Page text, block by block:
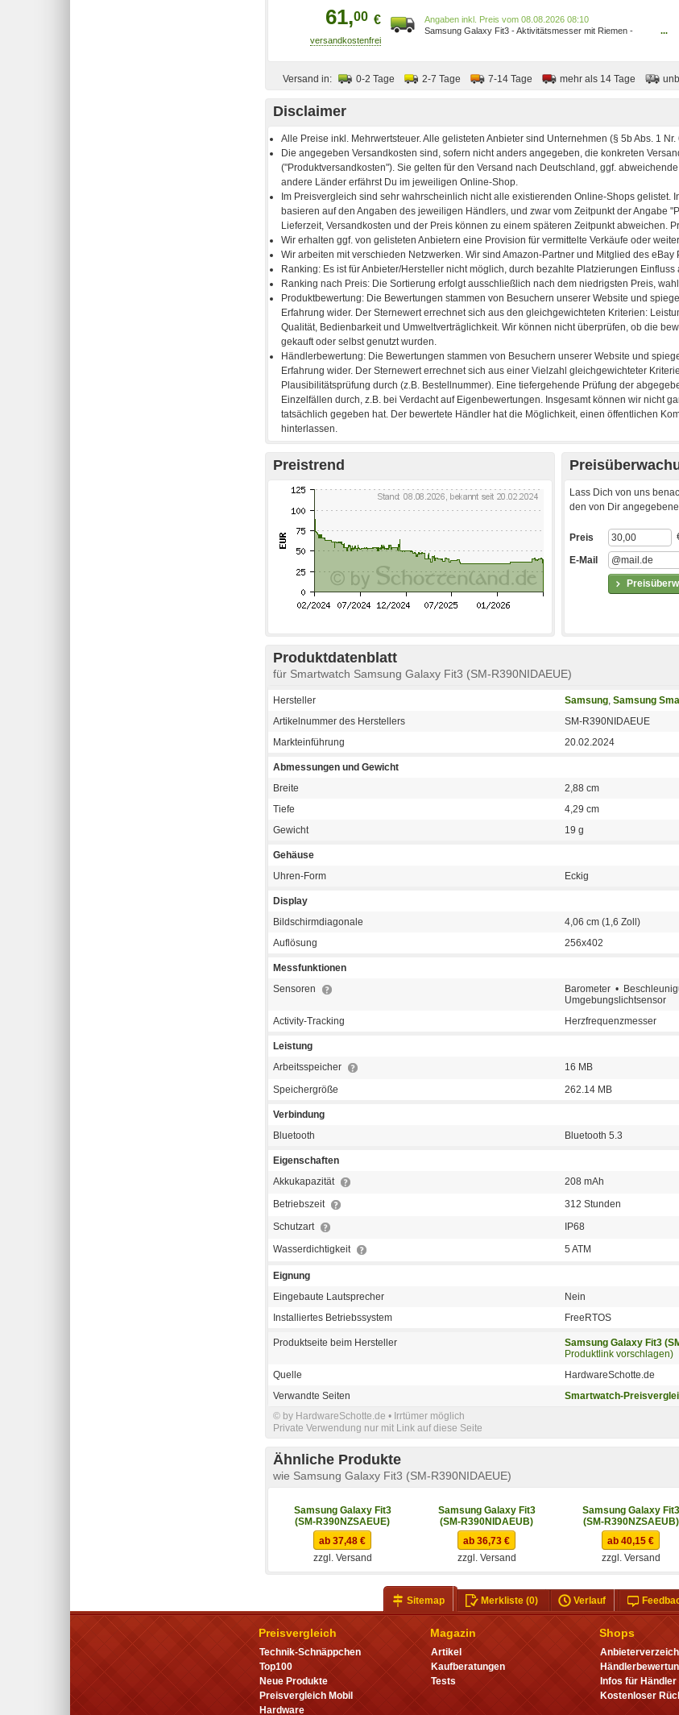
61,00 €
Preis vom 08.08.2026 08:10
Samsung Galaxy Fit3 - Aktivitätsmesser mit Riemen -
...
Versand in: 0-2 Tage 2-7 Tage 7-14 Tage mehr als 14 Tage
Disclaimer
Preistrend
Lass Dich von uns
den von Dir
Preis
E-Mail
Produktdatenblatt
für Smartwatch Samsung Galaxy Fit3 (SM-R390NIDAEUE)
Hersteller Samsung, Samsung
Artikelnummer des Herstellers
SM-R390NIDAEUE
Markteinführung
20.02.2024
Abmessungen und Gewicht
Breite
2,88 cm
Tiefe
4,29 cm
Gewicht
19 g
Gehäuse
Uhren-Form
Eckig
Display
Bildschirmdiagonale
4,06 cm (1,6 Zoll)
Auflösung
256x402
Messfunktionen
Sensoren
Barometer •
Umgebungslichtsensor
Activity-Tracking
Herzfrequenzmesser
Leistung
Arbeitsspeicher
16 MB
Speichergröße
262.14 MB
Verbindung
Bluetooth
Bluetooth 5.3
Eigenschaften
Akkukapazität
208 mAh
Betriebszeit
312 Stunden
Schutzart
IP68
Wasserdichtigkeit
5 ATM
Eignung
Eingebaute Lautsprecher
Nein
Installiertes Betriebssystem
FreeRTOS
Produktseite beim Hersteller Samsung Galaxy Fit3
Produktlink vorschlagen)
Quelle
HardwareSchotte.de
Verwandte Seiten
Smartwatch-
© by HardwareSchotte.de • Irrtümer möglich
Private Verwendung nur mit Link auf diese Seite
Ähnliche Produkte
wie Samsung Galaxy Fit3 (SM-R390NIDAEUE)
Samsung Galaxy Fit3
(SM-R390NZSAEUE)
Samsung Galaxy Fit3
(SM-R390NIDAEUB)
Samsung Galaxy Fit3
(SM-R390NZSAEUB)
ab 37,48 €
zzgl. Versand
ab 36,73 €
zzgl. Versand
ab 40,15 €
zzgl. Versand
Sitemap Merkliste(0) Verlauf
Preisvergleich
Technik-Schnäppchen
Top100
Neue Produkte
Preisvergleich Mobil
Hardware
Magazin
Artikel
Kaufberatungen
Tests
Shops
Infos für Händler
Kostenloser